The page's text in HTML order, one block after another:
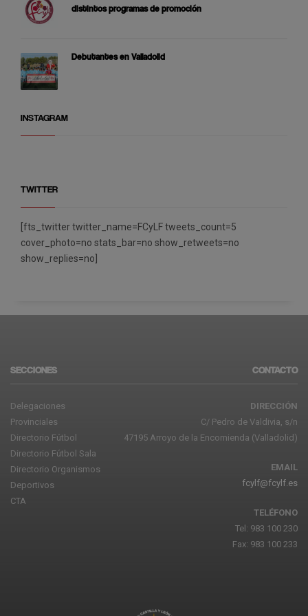
distintos programas de promoción
Debutantes en Valladolid
INSTAGRAM
TWITTER
[fts_twitter twitter_name=FCyLF tweets_count=5
cover_photo=no stats_bar=no show_retweets=no
show_replies=no]
SECCIONES
Delegaciones
Provinciales
Directorio Fútbol
Directorio Fútbol Sala
Directorio Organismos
Deportivos
CTA
CONTACTO
DIRECCIÓN
C/ Pedro de Valdivia, s/n
47195 Arroyo de la Encomienda (Valladolid)
EMAIL
fcylf@fcylf.es
TELÉFONO
Tel: 983 100 230
Fax: 983 100 233